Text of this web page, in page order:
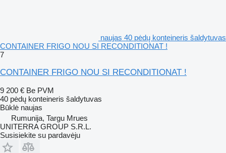
naujas 40 pėdų konteineris šaldytuvas
CONTAINER FRIGO NOU SI RECONDITIONAT !
7
CONTAINER FRIGO NOU SI RECONDITIONAT !
9 200 € Be PVM
40 pėdų konteineris šaldytuvas
Būklė naujas
Rumunija, Targu Mrues
UNITERRA GROUP S.R.L.
Susisiekite su pardavėju